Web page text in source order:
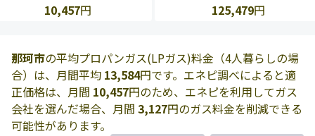
10,457円 125,479円
那珂市の平均プロパンガス(LPガス)料金（4人暮らしの場
合）は、月間平均 13,584円です。エネピ調べによると適
正価格は、月間 10,457円のため、エネピを利用してガス
会社を選んだ場合、月間 3,127円のガス料金を削減できる
可能性があります。